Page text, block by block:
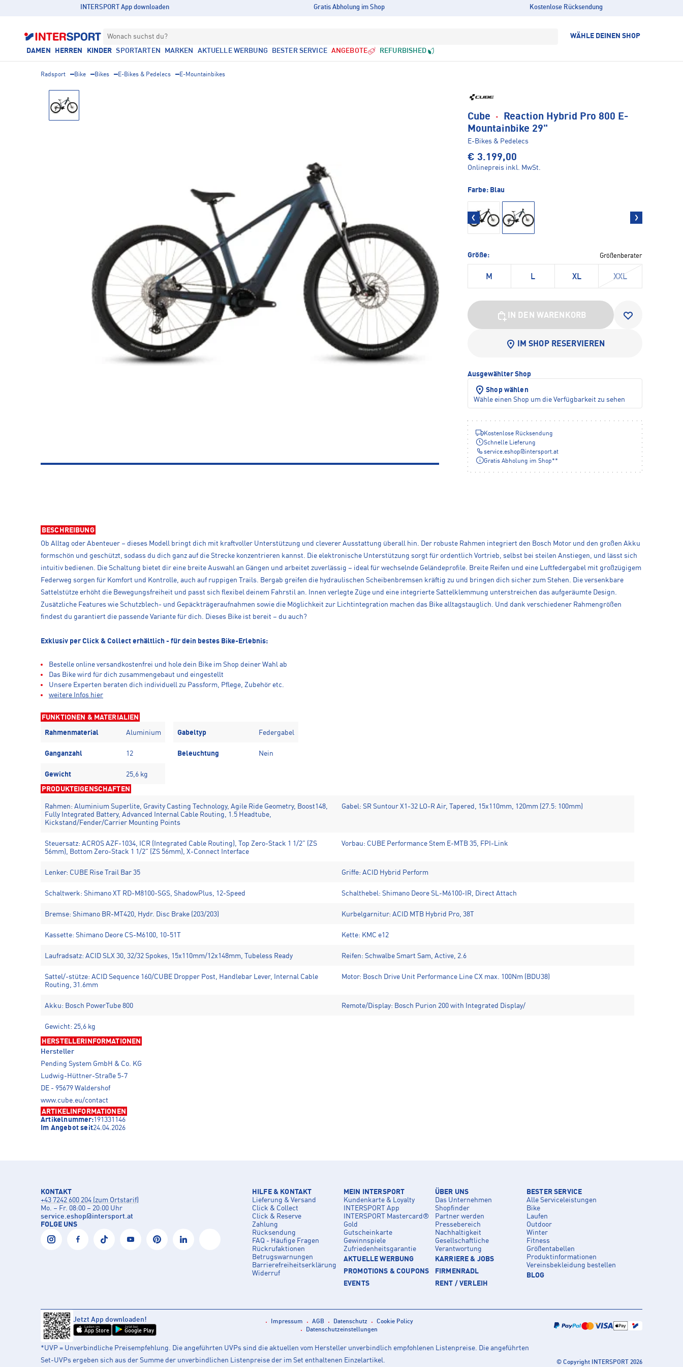
INTERSPORT App downloaden Gratis Abholung im Shop Kostenlose Rücksendung
Wonach suchst du? WÄHLE DEINEN SHOP
DAMEN HERREN KINDER SPORTARTEN MARKEN AKTUELLE WERBUNG BESTER SERVICE ANGEBOTE REFURBISHED
Radsport Bike Bikes E-Bikes & Pedelecs E-Mountainbikes
Cube ·
Reaction Hybrid Pro 800 E-
Mountainbike 29"
E-Bikes & Pedelecs
€ 3.199,00
Onlinepreis inkl. MwSt.
Farbe: Blau
Größe: Größenberater
M L XL XXL
IN DEN WARENKORB
IM SHOP RESERVIEREN
Ausgewählter Shop
Shop wählen
Wähle einen Shop um die Verfügbarkeit zu sehen
Kostenlose Rücksendung
Schnelle Lieferung
service.eshop@intersport.at
Gratis Abholung im Shop**
BESCHREIBUNG
Ob Alltag oder Abenteuer – dieses Modell bringt dich mit kraftvoller Unterstützung und cleverer Ausstattung überall hin. Der robuste Rahmen integriert den Bosch Motor und den großen Akku
formschön und geschützt, sodass du dich ganz auf die Strecke konzentrieren kannst. Die elektronische Unterstützung sorgt für ordentlich Vortrieb, selbst bei steilen Anstiegen, und lässt sich
intuitiv bedienen. Die Schaltung bietet dir eine breite Auswahl an Gängen und arbeitet zuverlässig – ideal für wechselnde Geländeprofile. Breite Reifen und eine Luftfedergabel mit großzügigem
Federweg sorgen für Komfort und Kontrolle, auch auf ruppigen Trails. Bergab greifen die hydraulischen Scheibenbremsen kräftig zu und bringen dich sicher zum Stehen. Die versenkbare
Sattelstütze erhöht die Bewegungsfreiheit und passt sich flexibel deinem Fahrstil an. Innen verlegte Züge und eine integrierte Sattelklemmung unterstreichen das aufgeräumte Design.
Zusätzliche Features wie Schutzblech- und Gepäckträgeraufnahmen sowie die Möglichkeit zur Lichtintegration machen das Bike alltagstauglich. Und dank verschiedener Rahmengrößen
findest du garantiert die passende Variante für dich. Dieses Bike ist bereit – du auch?
Exklusiv per Click & Collect erhältlich - für dein bestes Bike-Erlebnis:
Bestelle online versandkostenfrei und hole dein Bike im Shop deiner Wahl ab
Das Bike wird für dich zusammengebaut und eingestellt
Unsere Experten beraten dich individuell zu Passform, Pflege, Zubehör etc.
weitere Infos hier
FUNKTIONEN & MATERIALIEN
Rahmenmaterial Aluminium Gabeltyp Federgabel
Ganganzahl 12 Beleuchtung Nein
Gewicht 25,6 kg
PRODUKTEIGENSCHAFTEN
Rahmen: Aluminium Superlite, Gravity Casting Technology, Agile Ride Geometry, Boost148,
Fully Integrated Battery, Advanced Internal Cable Routing, 1.5 Headtube,
Kickstand/Fender/Carrier Mounting Points
Gabel: SR Suntour X1-32 LO-R Air, Tapered, 15x110mm, 120mm (27.5: 100mm)
Steuersatz: ACROS AZF-1034, ICR (Integrated Cable Routing), Top Zero-Stack 1 1/2" (ZS
56mm), Bottom Zero-Stack 1 1/2" (ZS 56mm), X-Connect Interface
Vorbau: CUBE Performance Stem E-MTB 35, FPI-Link
Lenker: CUBE Rise Trail Bar 35 Griffe: ACID Hybrid Perform
Schaltwerk: Shimano XT RD-M8100-SGS, ShadowPlus, 12-Speed Schalthebel: Shimano Deore SL-M6100-IR, Direct Attach
Bremse: Shimano BR-MT420, Hydr. Disc Brake (203/203) Kurbelgarnitur: ACID MTB Hybrid Pro, 38T
Kassette: Shimano Deore CS-M6100, 10-51T Kette: KMC e12
Laufradsatz: ACID SLX 30, 32/32 Spokes, 15x110mm/12x148mm, Tubeless Ready Reifen: Schwalbe Smart Sam, Active, 2.6
Sattel/-stütze: ACID Sequence 160/CUBE Dropper Post, Handlebar Lever, Internal Cable
Routing, 31.6mm
Motor: Bosch Drive Unit Performance Line CX max. 100Nm (BDU38)
Akku: Bosch PowerTube 800 Remote/Display: Bosch Purion 200 with Integrated Display/
Gewicht: 25,6 kg
HERSTELLERINFORMATIONEN
Hersteller
Pending System GmbH & Co. KG
Ludwig-Hüttner-Straße 5-7
DE - 95679 Waldershof
www.cube.eu/contact
ARTIKELINFORMATIONEN
Artikelnummer:191331146
Im Angebot seit24.04.2026
KONTAKT
+43 7242 600 204 (zum Ortstarif)
Mo. – Fr. 08:00 – 20:00 Uhr
service.eshop@intersport.at
FOLGE UNS
HILFE & KONTAKT
Lieferung & Versand
Click & Collect
Click & Reserve
Zahlung
Rücksendung
FAQ - Häufige Fragen
Rückrufaktionen
Betrugswarnungen
Barrierefreiheitserklärung
Widerruf
MEIN INTERSPORT
Kundenkarte & Loyalty
INTERSPORT App
INTERSPORT Mastercard®
Gold
Gutscheinkarte
Gewinnspiele
Zufriedenheitsgarantie
AKTUELLE WERBUNG
PROMOTIONS & COUPONS
EVENTS
ÜBER UNS
Das Unternehmen
Shopfinder
Partner werden
Pressebereich
Nachhaltigkeit
Gesellschaftliche
Verantwortung
KARRIERE & JOBS
FIRMENRADL
RENT / VERLEIH
BESTER SERVICE
Alle Serviceleistungen
Bike
Laufen
Outdoor
Winter
Fitness
Größentabellen
Produktinformationen
Vereinsbekleidung bestellen
BLOG
Jetzt App downloaden!
Laden im
App Store
Jetzt bei
Google Play
Impressum AGB Datenschutz
Cookie Policy
Datenschutzeinstellungen
*UVP = Unverbindliche Preisempfehlung. Die angeführten UVPs sind die aktuellen vom Hersteller unverbindlich empfohlenen Listenpreise. Die angeführten
Set-UVPs ergeben sich aus der Summe der unverbindlichen Listenpreise der im Set enthaltenen Einzelartikel.
© Copyright INTERSPORT 2026